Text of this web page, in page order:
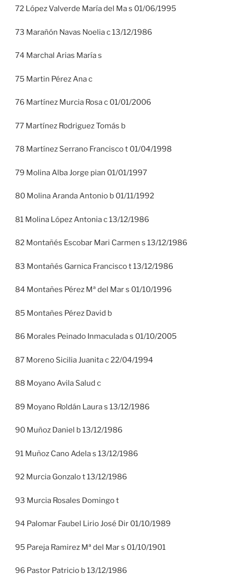
72 López Valverde María del Ma s 01/06/1995
73 Marañón Navas Noelia c 13/12/1986
74 Marchal Arias María s
75 Martin Pérez Ana c
76 Martínez Murcia Rosa c 01/01/2006
77 Martínez Rodriguez Tomás b
78 Martínez Serrano Francisco t 01/04/1998
79 Molina Alba Jorge pian 01/01/1997
80 Molina Aranda Antonio b 01/11/1992
81 Molina López Antonia c 13/12/1986
82 Montañés Escobar Mari Carmen s 13/12/1986
83 Montañés Garnica Francisco t 13/12/1986
84 Montañes Pérez Mª del Mar s 01/10/1996
85 Montañes Pérez David b
86 Morales Peinado Inmaculada s 01/10/2005
87 Moreno Sicilia Juanita c 22/04/1994
88 Moyano Avila Salud c
89 Moyano Roldán Laura s 13/12/1986
90 Muñoz Daniel b 13/12/1986
91 Muñoz Cano Adela s 13/12/1986
92 Murcia Gonzalo t 13/12/1986
93 Murcia Rosales Domingo t
94 Palomar Faubel Lirio José Dir 01/10/1989
95 Pareja Ramirez Mª del Mar s 01/10/1901
96 Pastor Patricio b 13/12/1986